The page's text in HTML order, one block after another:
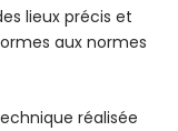
lieux précis et
aux normes
réalisée